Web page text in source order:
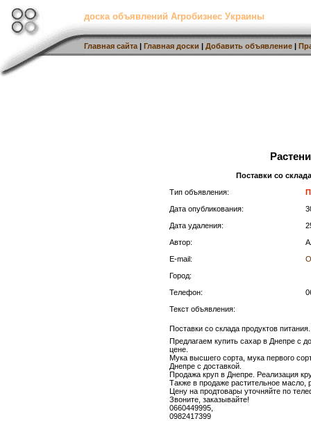
доска объявлений Агробизнес Украины
Главная сайта | Главная доски | Добавить объявление |
Поставки со
Тип объявления:
Дата опубликования:
Дата удаления:
Автор:
E-mail:
Город:
Телефон:
Текст объявления:
Поставки со склада продуктов
Предлагаем купить сахар в Днепре с
цене.
Мука высшего сорта, мука первого
Днепре с доставкой.
Продажа круп в Днепре. Реализация
Также в продаже растительное
Цену на продтовары уточняйте по
Звоните, заказывайте!
0660449995,
0982417399